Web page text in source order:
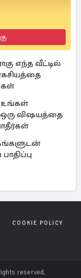
எந்த வீட்டில்
உங்கள்
விஷயத்தை
COOKIE POLICY
reserved.